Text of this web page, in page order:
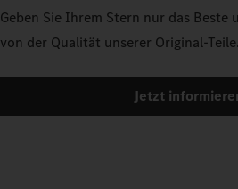
Geben Sie Ihrem Stern nur das Beste
von der Qualität unserer Original-Teile.
Jetzt